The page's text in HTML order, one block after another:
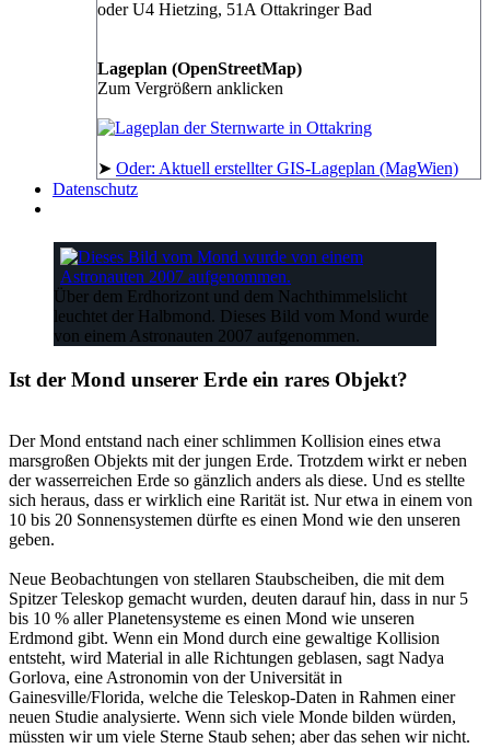
oder U4 Hietzing, 51A Ottakringer Bad
Lageplan (OpenStreetMap)
Zum Vergrößern anklicken
➤ Oder: Aktuell erstellter GIS-Lageplan (MagWien)
Datenschutz
Über dem Erdhorizont und dem Nachthimmelslicht
leuchtet der Halbmond. Dieses Bild vom Mond wurde
von einem Astronauten 2007 aufgenommen.
Ist der Mond unserer Erde ein rares Objekt?
Der Mond entstand nach einer schlimmen Kollision eines etwa
marsgroßen Objekts mit der jungen Erde. Trotzdem wirkt er neben
der wasserreichen Erde so gänzlich anders als diese. Und es stellte
sich heraus, dass er wirklich eine Rarität ist. Nur etwa in einem von
10 bis 20 Sonnensystemen dürfte es einen Mond wie den unseren
geben.
Neue Beobachtungen von stellaren Staubscheiben, die mit dem
Spitzer Teleskop gemacht wurden, deuten darauf hin, dass in nur 5
bis 10 % aller Planetensysteme es einen Mond wie unseren
Erdmond gibt. Wenn ein Mond durch eine gewaltige Kollision
entsteht, wird Material in alle Richtungen geblasen, sagt Nadya
Gorlova, eine Astronomin von der Universität in
Gainesville/Florida, welche die Teleskop-Daten in Rahmen einer
neuen Studie analysierte. Wenn sich viele Monde bilden würden,
müssten wir um viele Sterne Staub sehen; aber das sehen wir nicht.